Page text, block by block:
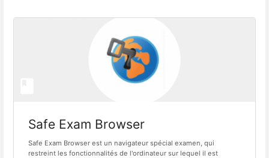
Safe Exam Browser
Safe Exam Browser est un navigateur spécial examen, qui
restreint les fonctionnalités de l'ordinateur sur lequel il est